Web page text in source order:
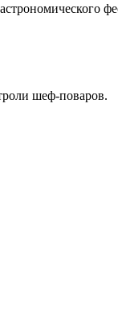
шеф-поваров.